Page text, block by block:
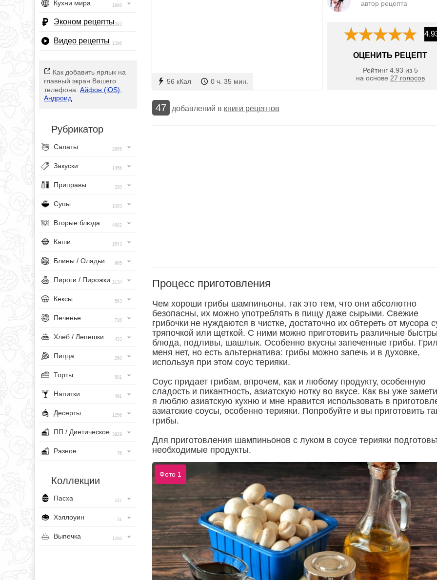
Кухни мира 1968
Эконом рецепты393
Видео рецепты 1396
Как добавить ярлык на
главный экран Вашего
телефона: Айфон (iOS)
Андроид
Рубрикатор
Салаты 2955
Закуски 1456
Приправы 320
Супы 1083
Вторые блюда 4682
Каши 1543
Блины / Оладьи 965
Пироги / Пирожки 2134
Кексы 563
Печенье 728
Хлеб / Лепешки 433
Пицца 260
Торты 801
Напитки 491
Десерты 1256
ПП / Диетическое 3929
Разное 76
Коллекции
Пасха 237
Хэллоуин 31
Выпечка 1296
56 кКал 0 ч. 35 мин.
автор рецепта
ОЦЕНИТЬ РЕЦЕПТ
Рейтинг 4.93 из 5
на основе 27 голосов
47 добавлений в книги рецептов
Процесс приготовления
Чем хороши грибы шампиньоны, так это тем, что они абсолютно
безопасны, их можно употреблять в пищу даже сырыми. Свежие
грибочки не нуждаются в чистке, достаточно их обтереть от мусора
тряпочкой или щеткой. С ними можно приготовить различные
блюда, подливы, шашлык. Особенно вкусны запеченные грибы.
меня нет, но есть альтернатива: грибы можно запечь и в духовке,
используя при этом соус терияки.
Соус придает грибам, впрочем, как и любому продукту, особенную
сладость и пикантность, азиатскую нотку во вкусе. Как вы уже
я люблю азиатскую кухню и мне нравится использовать в
азиатские соусы, особенно терияки. Попробуйте и вы приготовить
грибы.
Для приготовления шампиньонов с луком в соусе терияки
необходимые продукты.
Фото 1